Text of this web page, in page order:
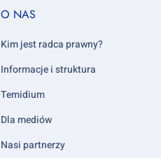
Footer
5
O NAS
Kim jest radca prawny?
Informacje i struktura
Temidium
Dla mediów
Nasi partnerzy